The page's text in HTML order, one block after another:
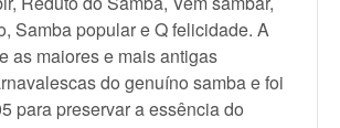
Samba popular e Q felicidade. A
as maiores e mais antigas
do genuíno samba e foi
para preservar a essência do